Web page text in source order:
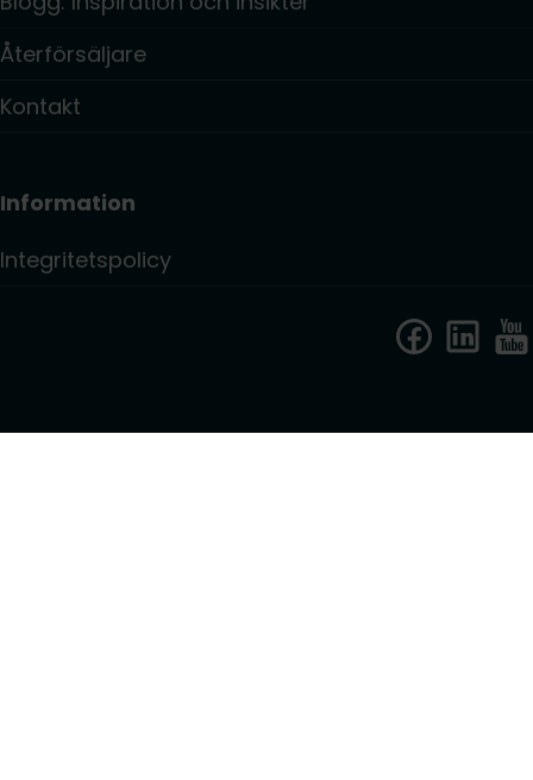
Återförsäljare
Kontakt
Information
Integritetspolicy